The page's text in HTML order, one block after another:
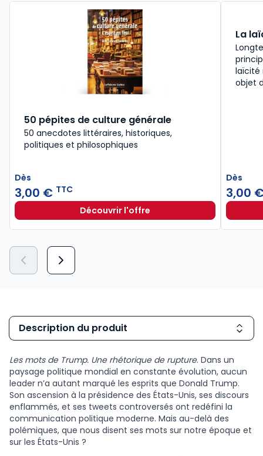
50 pépites de culture générale
50 anecdotes littéraires, historiques,
politiques et philosophiques
Dès
3,00 € TTC
Découvrir l'offre50 pépites de culture générale à
Dès
La
laïcité
objet
Dès
3,00
Description du produit
Les mots de Trump. Une rhétorique de rupture. Dans un
paysage politique mondial en constante évolution, aucun
leader n’a autant marqué les esprits que Donald Trump.
Son ascension à la présidence des États-Unis, ses discours
enflammés, et ses tweets controversés ont redéfini la
communication politique moderne. Mais au-delà des
polémiques, que nous disent ses mots sur notre époque et
sur les États-Unis ?